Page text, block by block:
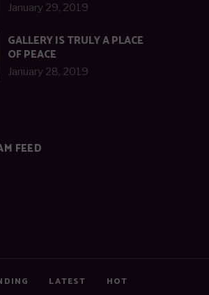
January 29, 2019
GALLERY IS TRULY A PLACE
OF PEACE
January 28, 2019
FEED
LATEST HOT